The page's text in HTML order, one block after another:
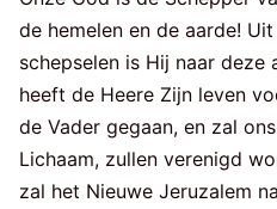
de hemelen en de aarde!
schepselen is Hij naar deze
heeft de Heere Zijn leven
de Vader gegaan, en zal
Lichaam, zullen verenigd
zal het Nieuwe Jeruzalem